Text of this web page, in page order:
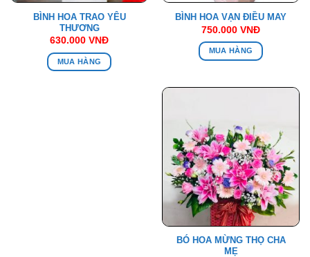
BÌNH HOA TRAO YÊU
THƯƠNG
630.000 VNĐ
MUA HÀNG
BÌNH HOA VẠN ĐIỀU MAY
750.000 VNĐ
MUA HÀNG
BÓ HOA MỪNG THỌ CHA
MẸ